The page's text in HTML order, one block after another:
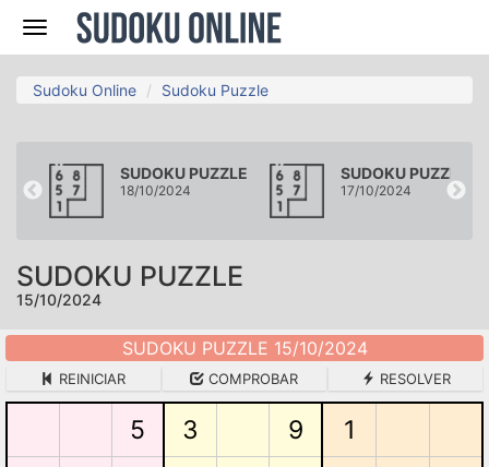
Navegación
Sudoku Online Sudoku Puzzle
SUDOKU PUZZLE
18/10/2024
SUDOKU PUZZLE
17/10/2024
SUDOKU PUZZLE
15/10/2024
SUDOKU PUZZLE 15/10/2024
REINICIAR COMPROBAR RESOLVER
5 3 9
1